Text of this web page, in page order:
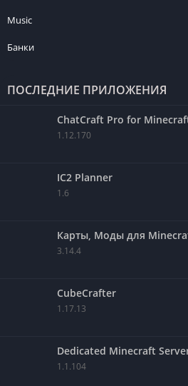
Music
Банки
ПОСЛЕДНИЕ ПРИЛОЖЕНИЯ
ChatCraft Pro for
1.12.170
IC2 Planner
1.6
Карты, Моды для
3.14.4
CubeCrafter
1.17.13
Dedicated Minecraft
1.1.104